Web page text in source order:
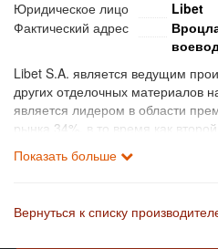
Юридическое лицо
Libet
Фактический адрес
Libet S.A. является ведущим
других отделочных материалов
является лидером в области
рынка 34%, в то время как
Продукты секции премиум
промышленные товары, в том
Показать больше
Вернуться к списку